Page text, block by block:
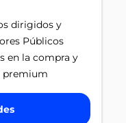
dirigidos y
Públicos
en la compra y
premium